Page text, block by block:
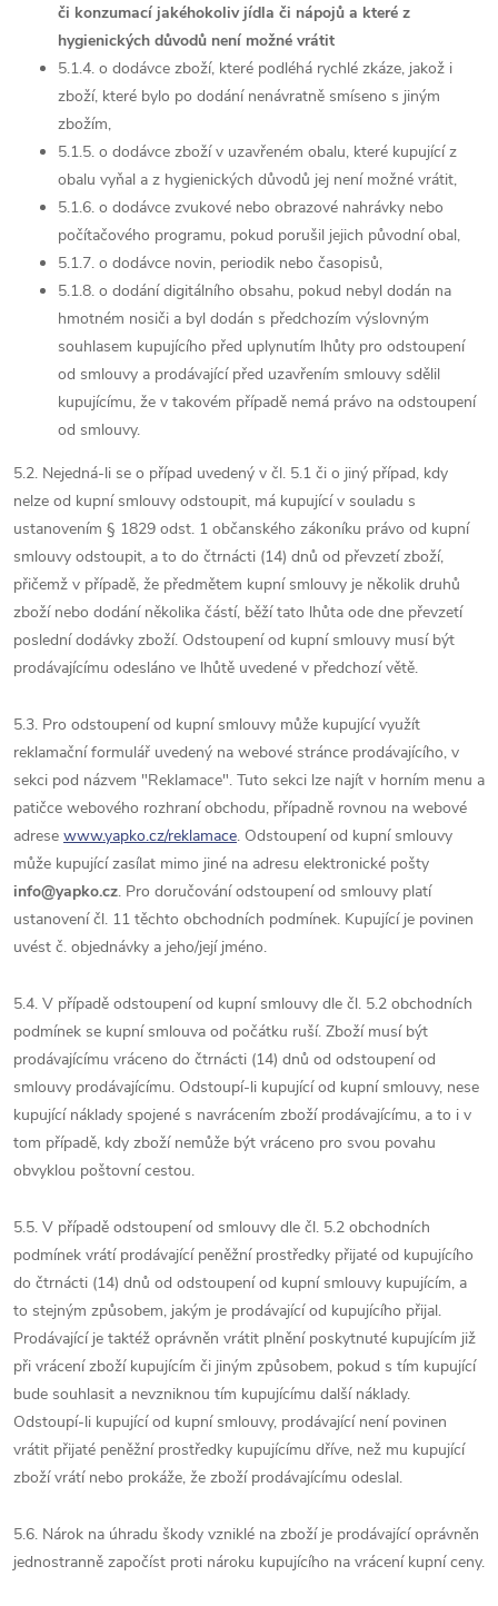
či konzumací jakéhokoliv jídla či nápojů a které z
hygienických důvodů není možné vrátit
5.1.4. o dodávce zboží, které podléhá rychlé zkáze, jakož i
zboží, které bylo po dodání nenávratně smíseno s jiným
zbožím,
5.1.5. o dodávce zboží v uzavřeném obalu, které kupující z
obalu vyňal a z hygienických důvodů jej není možné vrátit,
5.1.6. o dodávce zvukové nebo obrazové nahrávky nebo
počítačového programu, pokud porušil jejich původní obal,
5.1.7. o dodávce novin, periodik nebo časopisů,
5.1.8. o dodání digitálního obsahu, pokud nebyl dodán na
hmotném nosiči a byl dodán s předchozím výslovným
souhlasem kupujícího před uplynutím lhůty pro odstoupení
od smlouvy a prodávající před uzavřením smlouvy sdělil
kupujícímu, že v takovém případě nemá právo na odstoupení
od smlouvy.
5.2. Nejedná-li se o případ uvedený v čl. 5.1 či o jiný případ, kdy
nelze od kupní smlouvy odstoupit, má kupující v souladu s
ustanovením § 1829 odst. 1 občanského zákoníku právo od kupní
smlouvy odstoupit, a to do čtrnácti (14) dnů od převzetí zboží,
přičemž v případě, že předmětem kupní smlouvy je několik druhů
zboží nebo dodání několika částí, běží tato lhůta ode dne převzetí
poslední dodávky zboží. Odstoupení od kupní smlouvy musí být
prodávajícímu odesláno ve lhůtě uvedené v předchozí větě.
5.3. Pro odstoupení od kupní smlouvy může kupující využít
reklamační formulář uvedený na webové stránce prodávajícího, v
sekci pod názvem "Reklamace". Tuto sekci lze najít v horním menu a
patičce webového rozhraní obchodu, případně rovnou na webové
adrese www.yapko.cz/reklamace. Odstoupení od kupní smlouvy
může kupující zasílat mimo jiné na adresu elektronické pošty
info@yapko.cz. Pro doručování odstoupení od smlouvy platí
ustanovení čl. 11 těchto obchodních podmínek. Kupující je povinen
uvést č. objednávky a jeho/její jméno.
5.4. V případě odstoupení od kupní smlouvy dle čl. 5.2 obchodních
podmínek se kupní smlouva od počátku ruší. Zboží musí být
prodávajícímu vráceno do čtrnácti (14) dnů od odstoupení od
smlouvy prodávajícímu. Odstoupí-li kupující od kupní smlouvy, nese
kupující náklady spojené s navrácením zboží prodávajícímu, a to i v
tom případě, kdy zboží nemůže být vráceno pro svou povahu
obvyklou poštovní cestou.
5.5. V případě odstoupení od smlouvy dle čl. 5.2 obchodních
podmínek vrátí prodávající peněžní prostředky přijaté od kupujícího
do čtrnácti (14) dnů od odstoupení od kupní smlouvy kupujícím, a
to stejným způsobem, jakým je prodávající od kupujícího přijal.
Prodávající je taktéž oprávněn vrátit plnění poskytnuté kupujícím již
při vrácení zboží kupujícím či jiným způsobem, pokud s tím kupující
bude souhlasit a nevzniknou tím kupujícímu další náklady.
Odstoupí-li kupující od kupní smlouvy, prodávající není povinen
vrátit přijaté peněžní prostředky kupujícímu dříve, než mu kupující
zboží vrátí nebo prokáže, že zboží prodávajícímu odeslal.
5.6. Nárok na úhradu škody vzniklé na zboží je prodávající oprávněn
jednostranně započíst proti nároku kupujícího na vrácení kupní ceny.